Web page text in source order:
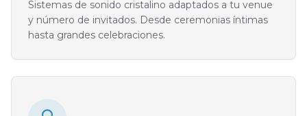
Sistemas de sonido cristalino adaptados a tu venue
y número de invitados. Desde ceremonias íntimas
hasta grandes celebraciones.